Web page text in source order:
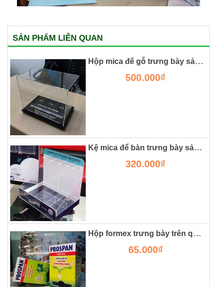
SẢN PHẨM LIÊN QUAN
Hộp mica đế gỗ trưng bày sản phẩm và đựng mô hình
500.000₫
Kệ mica để bàn trưng bày sản phẩm
320.000₫
Hộp formex trưng bày trên quầy thuốc.
65.000₫